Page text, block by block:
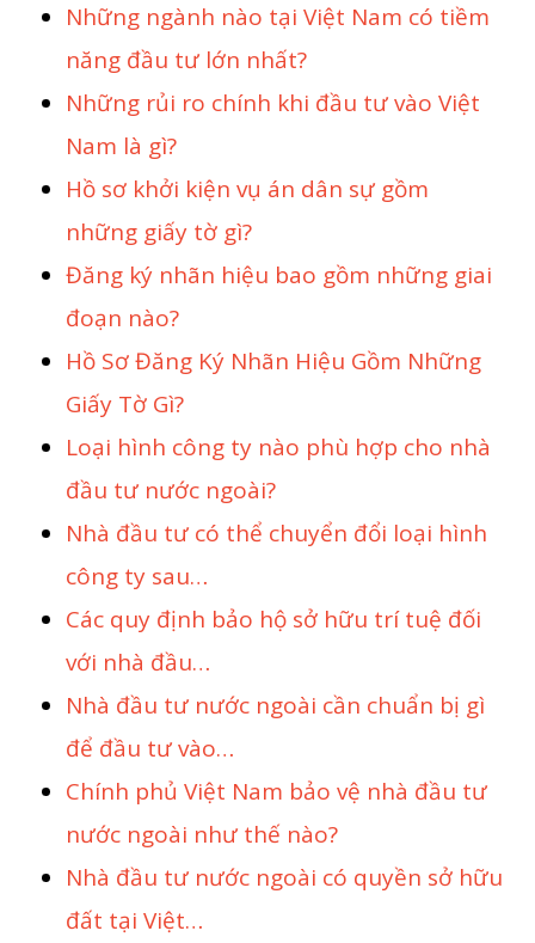
Những ngành nào tại Việt Nam có tiềm
năng đầu tư lớn nhất?
Những rủi ro chính khi đầu tư vào Việt
Nam là gì?
Hồ sơ khởi kiện vụ án dân sự gồm
những giấy tờ gì?
Đăng ký nhãn hiệu bao gồm những giai
đoạn nào?
Hồ Sơ Đăng Ký Nhãn Hiệu Gồm Những
Giấy Tờ Gì?
Loại hình công ty nào phù hợp cho nhà
đầu tư nước ngoài?
Nhà đầu tư có thể chuyển đổi loại hình
công ty sau…
Các quy định bảo hộ sở hữu trí tuệ đối
với nhà đầu…
Nhà đầu tư nước ngoài cần chuẩn bị gì
để đầu tư vào…
Chính phủ Việt Nam bảo vệ nhà đầu tư
nước ngoài như thế nào?
Nhà đầu tư nước ngoài có quyền sở hữu
đất tại Việt…